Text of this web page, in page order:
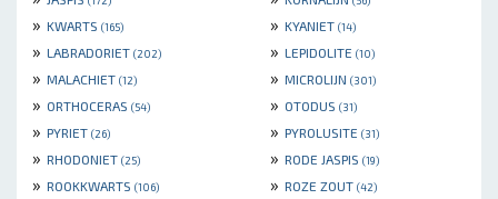
» KWARTS (165) » KYANIET (14)
» LABRADORIET (202) » LEPIDOLITE (10)
» MALACHIET (12) » MICROLIJN (301)
» ORTHOCERAS (54) » OTODUS (31)
» PYRIET (26) » PYROLUSITE (31)
» RHODONIET (25) » RODE JASPIS (19)
» ROOKKWARTS (106) » ROZE ZOUT (42)